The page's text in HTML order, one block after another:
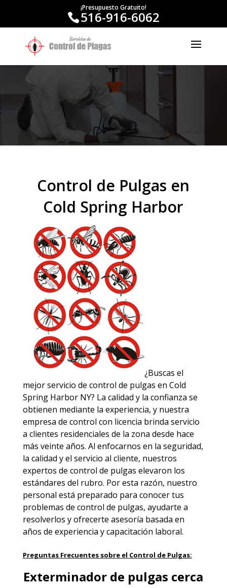
¡Presupuesto Gratuito!
516-916-6062
Control de Pulgas en
Cold Spring Harbor
¿Buscas el
mejor servicio de control de pulgas en Cold
Spring Harbor NY? La calidad y la confianza se
obtienen mediante la experiencia, y nuestra
empresa de control con licencia brinda servicio
a clientes residenciales de la zona desde hace
más veinte años. Al enfocarnos en la seguridad,
la calidad y el servicio al cliente, nuestros
expertos de control de pulgas elevaron los
estándares del rubro. Por esta razón, nuestro
personal está preparado para conocer tus
problemas de control de pulgas, ayudarte a
resolverlos y ofrecerte asesoría basada en
años de experiencia y capacitación laboral.
Preguntas Frecuentes sobre el Control de Pulgas:
Exterminador de pulgas cerca